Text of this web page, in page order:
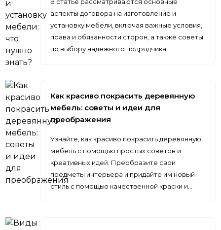
аспекты договора на изготовление и
установку мебели, включая важные условия,
права и обязанности сторон, а также советы
по выбору надежного подрядчика.
Как красиво покрасить деревянную
мебель: советы и идеи для
преображения
Узнайте, как красиво покрасить деревянную
мебель с помощью простых советов и
креативных идей. Преобразите свои
предметы интерьера и придайте им новый
стиль с помощью качественной краски и…